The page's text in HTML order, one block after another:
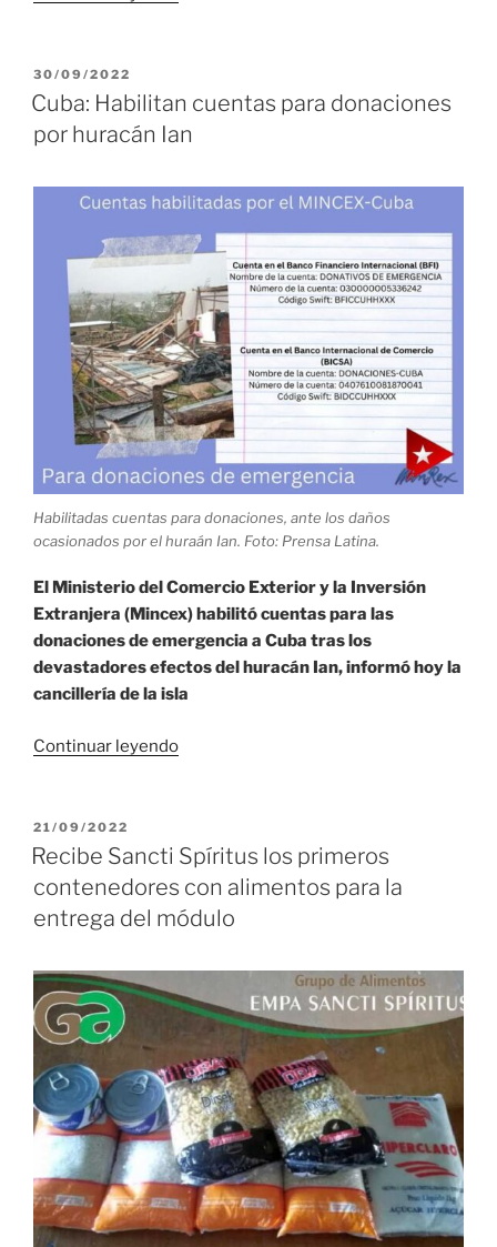
para
el
Pinar
del
Río»
PUBLICADO
EL
30/09/2022
Cuba: Habilitan cuentas para donaciones
por huracán Ian
Habilitadas cuentas para donaciones, ante los daños
ocasionados por el huraán Ian. Foto: Prensa Latina.
El Ministerio del Comercio Exterior y la Inversión
Extranjera (Mincex) habilitó cuentas para las
donaciones de emergencia a Cuba tras los
devastadores efectos del huracán Ian, informó hoy la
cancillería de la isla
Continuar leyendo«Cuba:
donaciones
Ian»
PUBLICADO
EL
21/09/2022
Recibe Sancti Spíritus los primeros
contenedores con alimentos para la
entrega del módulo